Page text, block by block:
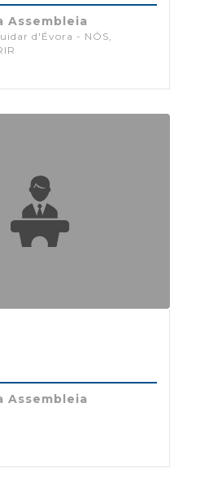
Assembleia
d'Évora - NÓS,
Assembleia